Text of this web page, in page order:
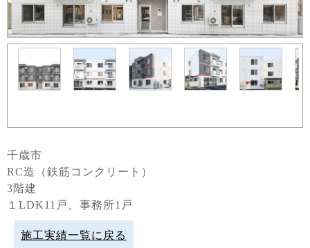
千歳市
RC造（鉄筋コンクリート）
3階建
１LDK11戸、事務所1戸
施工実績一覧に戻る